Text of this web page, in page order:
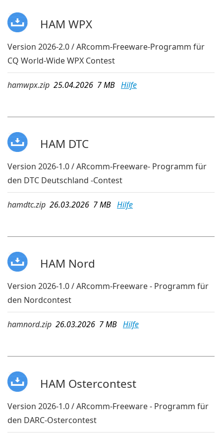
HAM WPX
Version 2026-2.0 / ARcomm-Freeware-Programm für
CQ World-Wide WPX Contest
hamwpx.zip 25.04.2026 7 MB Hilfe
HAM DTC
Version 2026-1.0 / ARcomm-Freeware- Programm für
den DTC Deutschland -Contest
hamdtc.zip 26.03.2026 7 MB Hilfe
HAM Nord
Version 2026-1.0 / ARcomm-Freeware - Programm für
den Nordcontest
hamnord.zip 26.03.2026 7 MB Hilfe
HAM Ostercontest
Version 2026-1.0 / ARcomm-Freeware - Programm für
den DARC-Ostercontest